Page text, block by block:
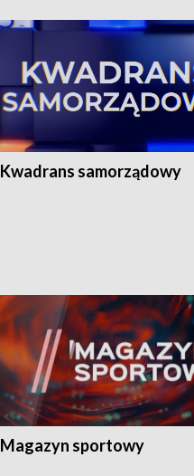
Kwadrans samorządowy
Magazyn sportowy